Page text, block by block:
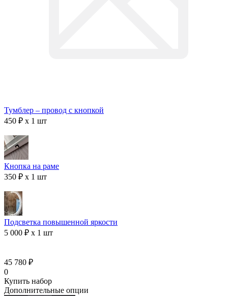
Тумблер – провод с кнопкой
450 ₽ x 1 шт
Кнопка на раме
350 ₽ x 1 шт
Подсветка повышенной яркости
5 000 ₽ x 1 шт
45 780 ₽
0
Купить набор
Дополнительные опции